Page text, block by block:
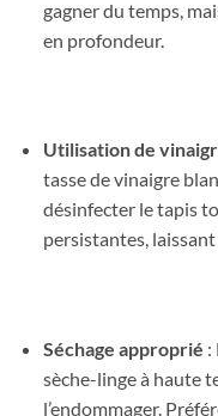
gagner du temps,
en profondeur.
Utilisation de
tasse de vinaigre
désinfecter le tapis
persistantes,
Séchage approprié :
sèche-linge à haute
l’endommager.